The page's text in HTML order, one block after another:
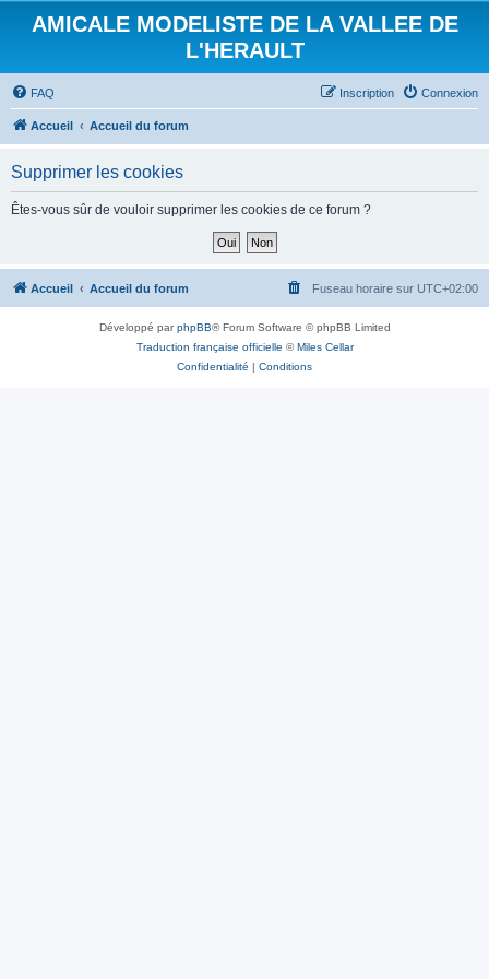
AMICALE MODELISTE DE LA VALLEE DE
L'HERAULT
FAQ Connexion
Inscription
Accueil Accueil du forum
Supprimer les cookies
Êtes-vous sûr de vouloir supprimer les cookies de ce forum ?
Accueil Accueil du forum Fuseau horaire sur UTC+02:00
Développé parphpBB® Forum Software © phpBB Limited
Traduction française officielle ©Miles Cellar
Confidentialité | Conditions